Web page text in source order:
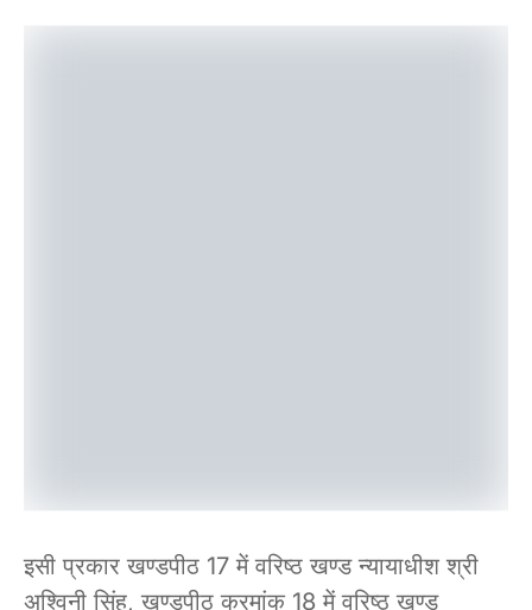
इसी प्रकार खण्डपीठ 17 में वरिष्ठ खण्ड न्यायाधीश श्री
अश्विनी सिंह, खण्डपीठ क्रमांक 18 में वरिष्ठ खण्ड